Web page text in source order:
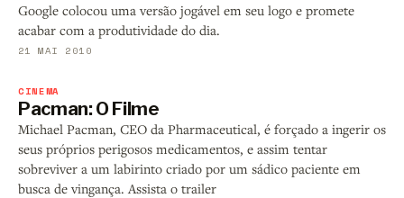
Google colocou uma versão jogável em seu logo e promete
acabar com a produtividade do dia.
21 MAI 2010
CINEMA
Pacman: O Filme
Michael Pacman, CEO da Pharmaceutical, é forçado a ingerir os
seus próprios perigosos medicamentos, e assim tentar
sobreviver a um labirinto criado por um sádico paciente em
busca de vingança. Assista o trailer